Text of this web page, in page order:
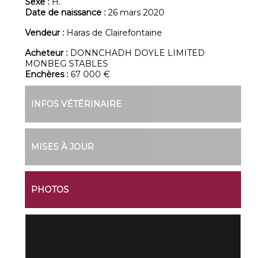
Date de naissance :26 mars 2020
Vendeur : Haras de Clairefontaine
Acheteur : DONNCHADH DOYLE LIMITED
MONBEG STABLES
Enchères : 67 000 €
INFOS VÉTÉRINAIRE
MISES À JOUR
PHOTOS